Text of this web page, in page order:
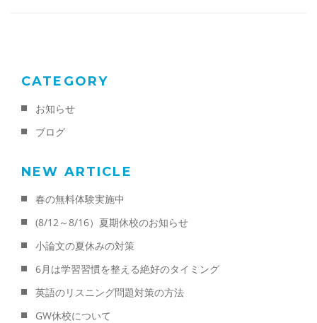
CATEGORY
お知らせ
ブログ
NEW ARTICLE
春の無料体験実施中
(8/12～8/16）夏期休校のお知らせ
小論文の夏休みの対策
6月は学習習慣を整える絶好のタイミング
英語のリスニング問題対策の方法
GW休校について